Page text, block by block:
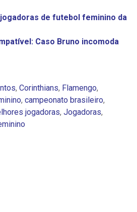
de futebol feminino da
Caso Bruno incomoda
, Corinthians, Flamengo,
, campeonato brasileiro,
jogadoras, Jogadoras,